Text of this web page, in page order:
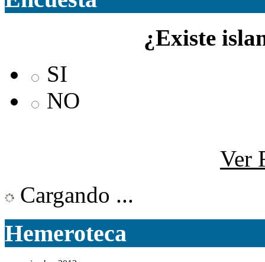
¿Existe
SI
NO
Ver
Cargando ...
Hemeroteca